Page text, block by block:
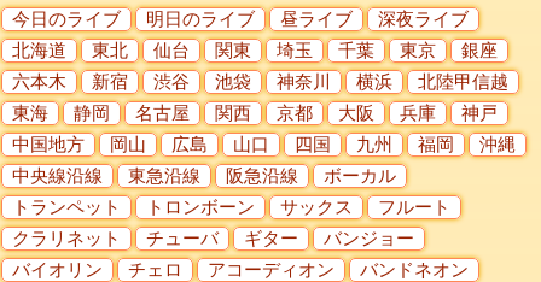
今日のライブ 明日のライブ 昼ライブ
深夜ライブ
北海道
東北 仙台 関東 埼玉 千葉 東京
銀座
六本木
新宿 渋谷 池袋 神奈川 横浜
北陸甲信越
東海
静岡 名古屋 関西 京都 大阪 兵庫
神戸
中国地方
岡山 広島 山口 四国 九州 福岡
沖縄
中央線沿線
東急沿線 阪急沿線
ボーカル
トランペット
トロンボーン サックス
フルート
クラリネット
チューバ ギター
バンジョー
バイオリン
チェロ アコーディオン
バンドネオン